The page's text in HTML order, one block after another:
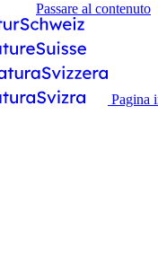
Passare al contenuto
Pagina